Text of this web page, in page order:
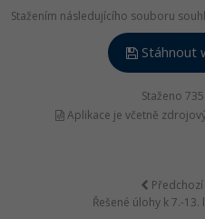
Stažením následujícího souboru
Stáhnout
Staženo
Aplikace je včetně
Řešené úlohy k 7.-13.